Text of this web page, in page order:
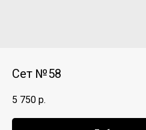
Сет №58
5 750 р.